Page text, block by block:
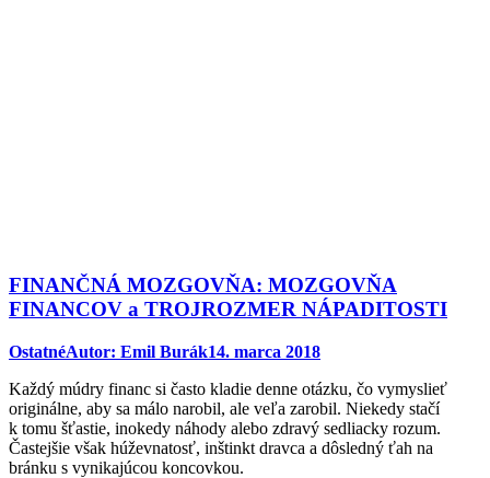
FINANČNÁ MOZGOVŇA: MOZGOVŇA
FINANCOV a TROJROZMER NÁPADITOSTI
OstatnéAutor: Emil Burák14. marca 2018
Každý múdry financ si často kladie denne otázku, čo vymyslieť
originálne, aby sa málo narobil, ale veľa zarobil. Niekedy stačí
k tomu šťastie, inokedy náhody alebo zdravý sedliacky rozum.
Častejšie však húževnatosť, inštinkt dravca a dôsledný ťah na
bránku s vynikajúcou koncovkou.